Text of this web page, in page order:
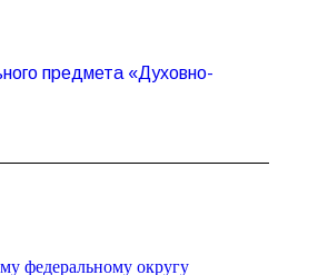
предмета «Духовно-
федеральному округу